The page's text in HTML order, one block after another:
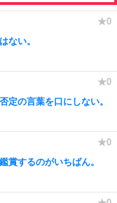
ない。
定の言葉を口にしない。
賞するのがいちばん。